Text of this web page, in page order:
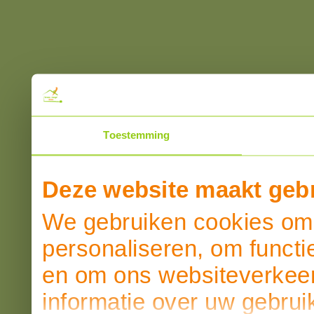
Toestemming
Deze website maakt
We gebruiken cookies
personaliseren, om
en om ons
informatie over uw